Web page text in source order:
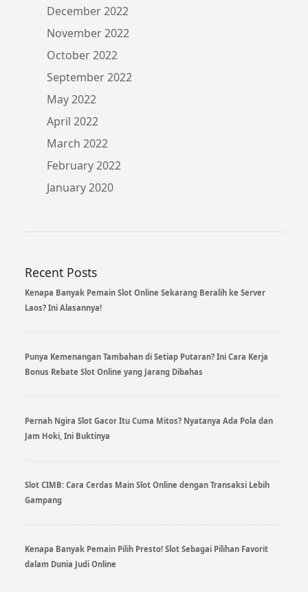
December 2022
November 2022
October 2022
September 2022
May 2022
April 2022
March 2022
February 2022
January 2020
Recent Posts
Kenapa Banyak Pemain Slot Online Sekarang Beralih ke Server
Laos? Ini Alasannya!
Punya Kemenangan Tambahan di Setiap Putaran? Ini Cara Kerja
Bonus Rebate Slot Online yang Jarang Dibahas
Pernah Ngira Slot Gacor Itu Cuma Mitos? Nyatanya Ada Pola dan
Jam Hoki, Ini Buktinya
Slot CIMB: Cara Cerdas Main Slot Online dengan Transaksi Lebih
Gampang
Kenapa Banyak Pemain Pilih Presto! Slot Sebagai Pilihan Favorit
dalam Dunia Judi Online